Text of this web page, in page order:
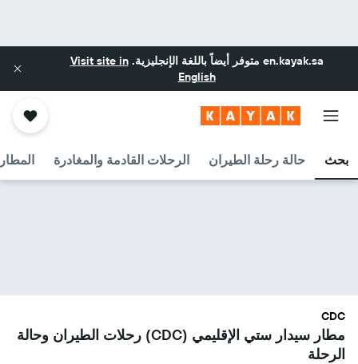
en.kayak.sa متوفر أيضاً باللغة الإنجليزية.Visit site in
English
بحث حالة رحلة الطيران الرحلات القادمة والمغادرة
CDC
مطار سيدار ستي الإقليمي (CDC) رحلات الطيران وحالة
الرحلة